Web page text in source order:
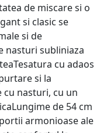
de miscare si o
si clasic se
si de
nasturi subliniaza
cu adaos
si la
nasturi, cu un
de 54 cm
armonioase ale